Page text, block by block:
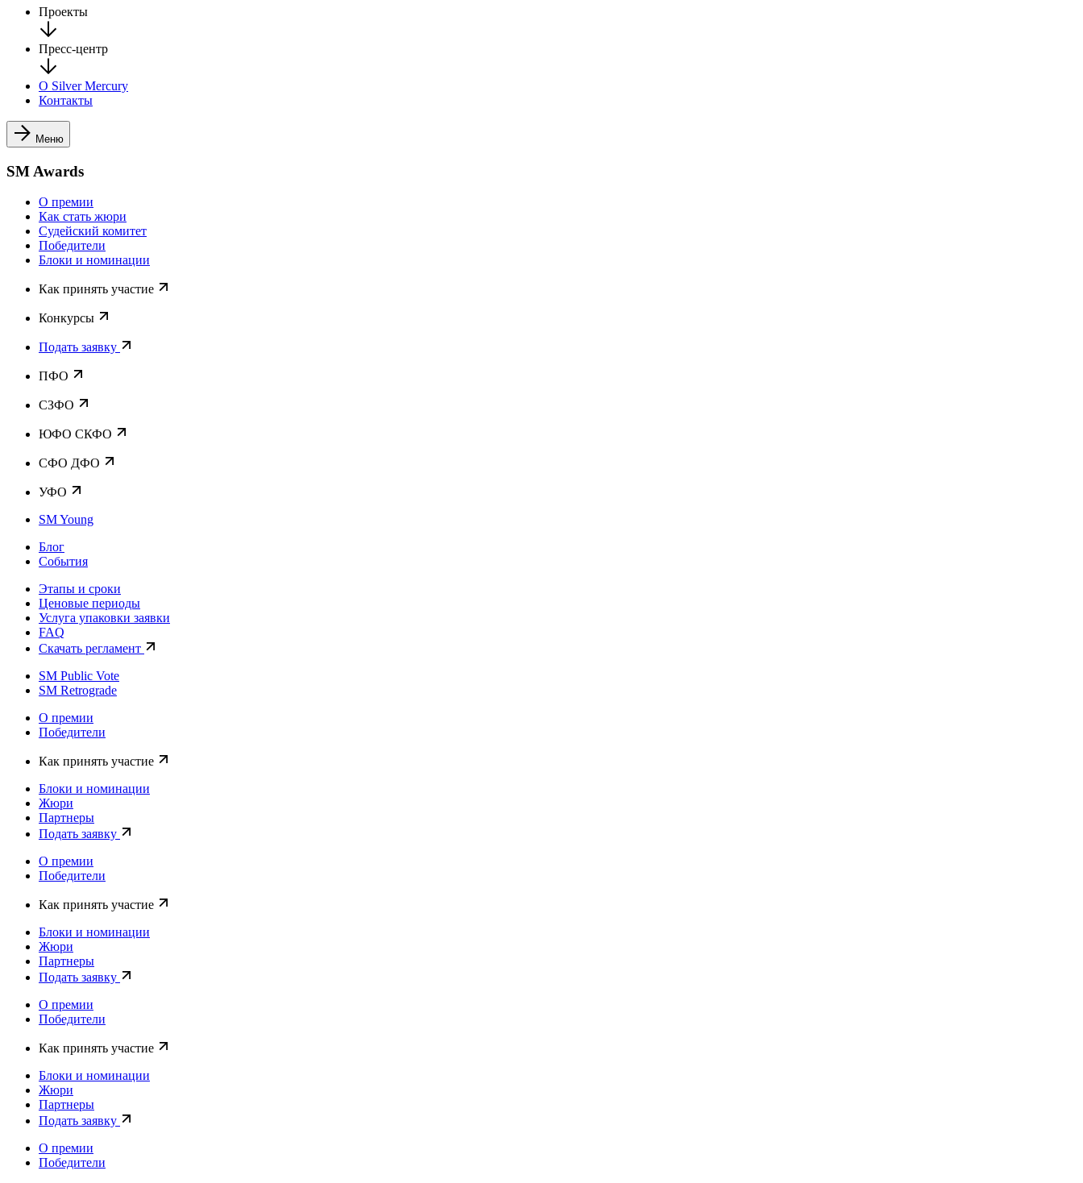
Проекты
Пресс-центр
О Silver Mercury
Контакты
Меню
SM Awards
О премии
Как стать жюри
Судейский комитет
Победители
Блоки и номинации
Как принять участие
Конкурсы
Подать заявку
ПФО
СЗФО
ЮФО СКФО
CФО ДФО
УФО
SM Young
Блог
События
Этапы и сроки
Ценовые периоды
Услуга упаковки заявки
FAQ
Скачать регламент
SM Public Vote
SM Retrograde
О премии
Победители
Как принять участие
Блоки и номинации
Жюри
Партнеры
Подать заявку
О премии
Победители
Как принять участие
Блоки и номинации
Жюри
Партнеры
Подать заявку
О премии
Победители
Как принять участие
Блоки и номинации
Жюри
Партнеры
Подать заявку
О премии
Победители